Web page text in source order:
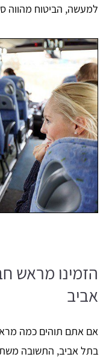
למעשה, הביטוח מהווה
הזמינו מראש
אביב
אם אתם תוהים כמה
בתל אביב, התשובה